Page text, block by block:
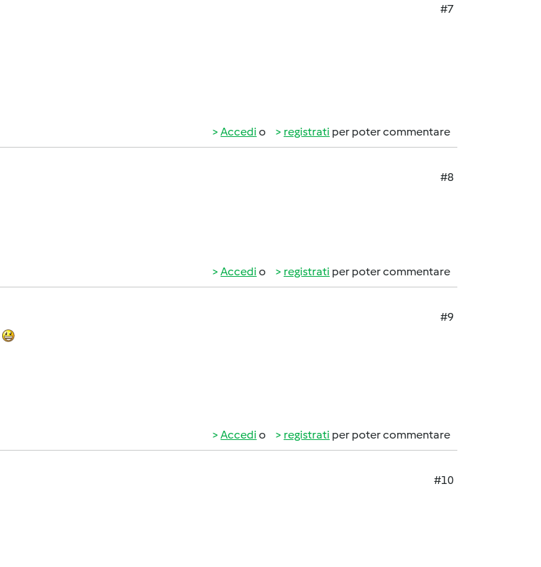
#7
Accedi o registrati per poter commentare
#8
Accedi o registrati per poter commentare
#9
Accedi o registrati per poter commentare
#10